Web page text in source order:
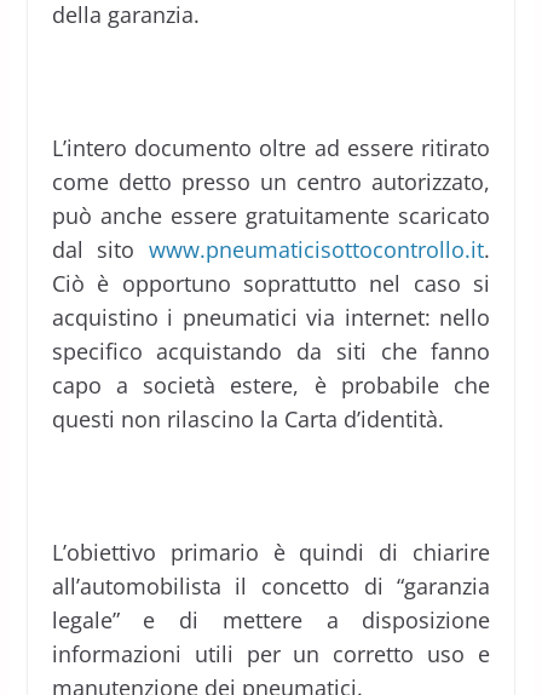
della garanzia.
L’intero documento oltre ad essere ritirato
come detto presso un centro autorizzato,
può anche essere gratuitamente scaricato
dal sitowww.pneumaticisottocontrollo.it.
Ciò è opportuno soprattutto nel caso si
acquistino i pneumatici via internet: nello
specifico acquistando da siti che fanno
capo a società estere, è probabile che
questi non rilascino la Carta d’identità.
L’obiettivo primario è quindi di chiarire
all’automobilista il concetto di “garanzia
legale” e di mettere a disposizione
informazioni utili per un corretto uso e
manutenzione dei pneumatici.